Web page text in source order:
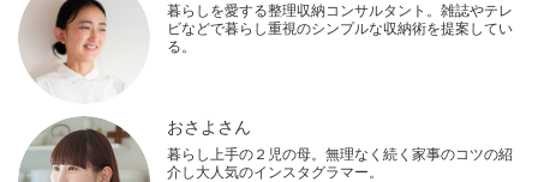
暮らしを愛する整理収納コンサルタント。雑誌やテレ
ビなどで暮らし重視のシンプルな収納術を提案してい
る。
おさよさん
暮らし上手の２児の母。無理なく続く家事のコツの紹
介し大人気のインスタグラマー。